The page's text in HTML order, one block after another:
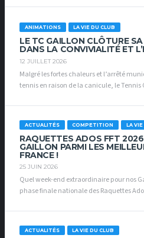
ANIMATIONS LA VIE DU CLUB
LE TC GAILLON CLÔTURE
DANS LA CONVIVIALITÉ ET
12 JUILLET 2026
Malgré les fortes chaleurs et l’arrêté
tennis en raison de la canicule, le Tennis
ACTUALITÉS COMPETITION LA VIE
RAQUETTES ADOS FFT
GAILLON PARMI LES
FRANCE !
25 JUIN 2026
Quel week-end extraordinaire pour nos
phase finale nationale des Raquettes
ACTUALITÉS LA VIE DU CLUB